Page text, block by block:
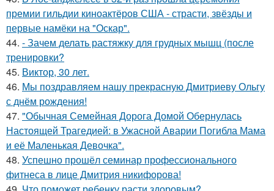
премии гильдии киноактёров США - страсти, звёзды и
первые намёки на "Оскар".
44. - Зачем делать растяжку для грудных мышц (после
тренировки?
45. Виктор, 30 лет.
46. Мы поздравляем нашу прекрасную Дмитриеву Ольгу
с днём рождения!
47. "Обычная Семейная Дорога Домой Обернулась
Настоящей Трагедией: в Ужасной Аварии Погибла Мама
и её Маленькая Девочка".
48. Успешно прошёл семинар профессионального
фитнеса в лице Дмитрия никифорова!